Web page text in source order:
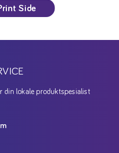
Side
din lokale produktspesialist